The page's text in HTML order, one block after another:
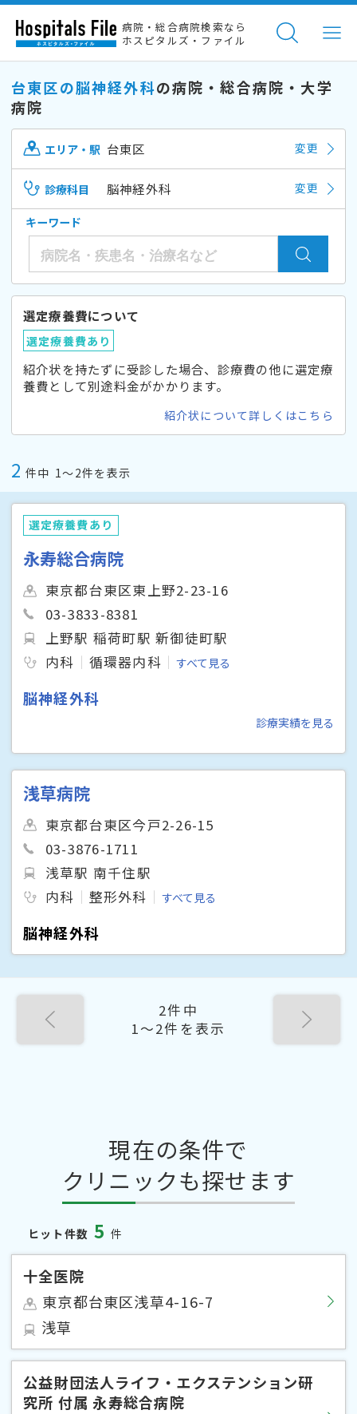
病院・総合病院検索なら
ホスピタルズ・ファイル
台東区の脳神経外科の病院・総合病院・大学
病院
エリア・駅 台東区 変更
診療科目 脳神経外科 変更
キーワード
選定療養費について
選定療養費あり
紹介状を持たずに受診した場合、診療費の他に選定療
養費として別途料金がかかります。
紹介状について詳しくはこちら
2 件中 1〜2件を表示
選定療養費あり
永寿総合病院
東京都台東区東上野2-23-16
03-3833-8381
上野駅 稲荷町駅 新御徒町駅
内科
循環器内科 すべて見る
脳神経外科
診療実績を見る
浅草病院
東京都台東区今戸2-26-15
03-3876-1711
浅草駅 南千住駅
内科
整形外科 すべて見る
脳神経外科
2件中
1〜2件を表示
現在の条件で
クリニックも探せます
ヒット件数 5 件
十全医院
東京都台東区浅草4-16-7
浅草
公益財団法人ライフ・エクステンション研
究所 付属 永寿総合病院